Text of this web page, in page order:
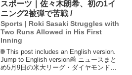
りまし...
スポーツ｜佐々木朗希、初の1イ
ニング2被弾で苦戦 /
Sports | Roki Sasaki Struggles with
Two Runs Allowed in His First
Inning
🌐 This post includes an English version.
Jump to English version📰 ニュースまと
め5月9日の米大リーグ・ダイヤモンドバ